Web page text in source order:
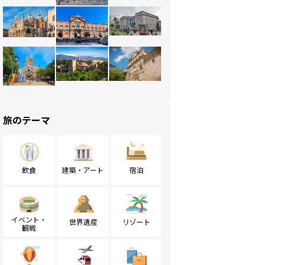
旅のテーマ
飲食 建築・アート 宿泊
イベント・
観戦
世界遺産 リゾート